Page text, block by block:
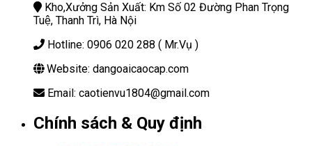
Kho,Xưởng Sản Xuất: Km Số 02 Đường Phan Trọng
Tuệ, Thanh Trì, Hà Nội
Hotline: 0906 020 288 ( Mr.Vụ )
Website: dangoaicaocap.com
Email: caotienvu1804@gmail.com
Chính sách & Quy định